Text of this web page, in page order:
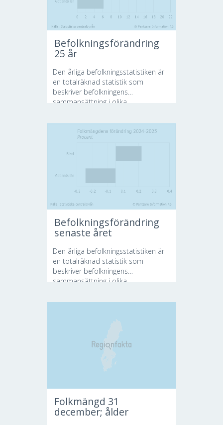
Befolkningsförändring
25 år
Den årliga befolkningsstatistiken är
en totalräknad statistik som
beskriver befolkningens
sammansättning i olika...
Befolkningsförändring
senaste året
Den årliga befolkningsstatistiken är
en totalräknad statistik som
beskriver befolkningens
sammansättning i olika...
Folkmängd 31
december; ålder